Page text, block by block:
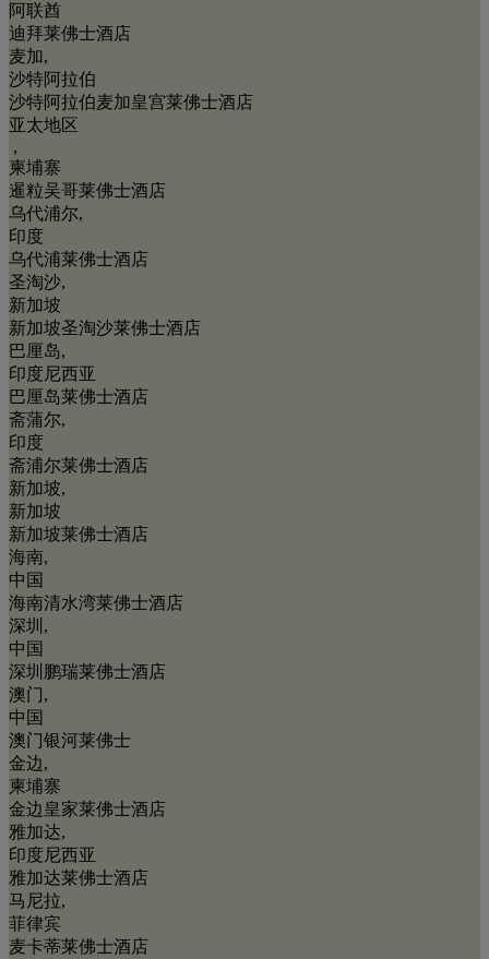
阿联酋
迪拜莱佛士酒店
麦加,
沙特阿拉伯
沙特阿拉伯麦加皇宫莱佛士酒店
亚太地区
,
柬埔寨
暹粒吴哥莱佛士酒店
乌代浦尔,
印度
乌代浦莱佛士酒店
圣淘沙,
新加坡
新加坡圣淘沙莱佛士酒店
巴厘岛,
印度尼西亚
巴厘岛莱佛士酒店
斋蒲尔,
印度
斋浦尔莱佛士酒店
新加坡,
新加坡
新加坡莱佛士酒店
海南,
中国
海南清水湾莱佛士酒店
深圳,
中国
深圳鹏瑞莱佛士酒店
澳门,
中国
澳门银河莱佛士
金边,
柬埔寨
金边皇家莱佛士酒店
雅加达,
印度尼西亚
雅加达莱佛士酒店
马尼拉,
菲律宾
麦卡蒂莱佛士酒店